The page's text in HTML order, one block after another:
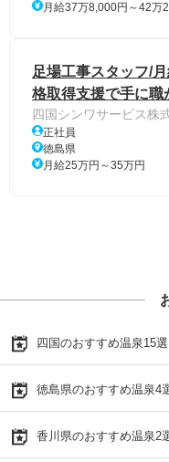
月給37万8,000円～42万
足場工事スタッフ/
格取得支援で手に職
四国シンワサービス株
正社員
徳島県
月給25万円～35万円
四国のおすすめ温泉15選
徳島県のおすすめ温泉4
香川県のおすすめ温泉2